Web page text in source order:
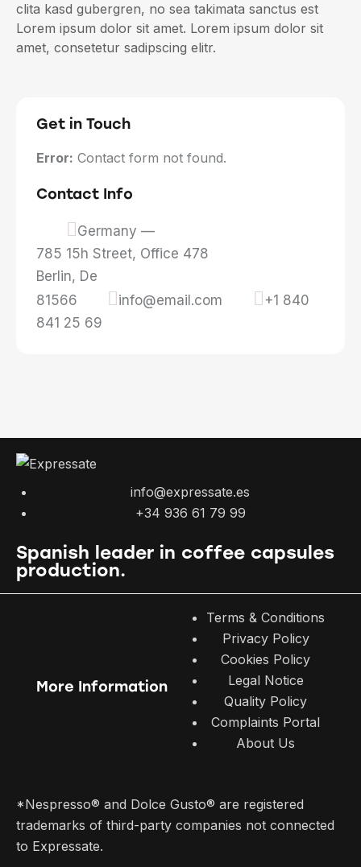
clita kasd gubergren, no sea takimata sanctus est
Lorem ipsum dolor sit amet. Lorem ipsum dolor sit
amet, consetetur sadipscing elitr.
Get in Touch
Error: Contact form not found.
Contact Info
Germany —
785 15h Street, Office 478
Berlin, De
81566
info@email.com
+1 840
841 25 69
info@expressate.es
+34 936 61 79 99
Spanish leader in coffee capsules
production.
More Information
Terms & Conditions
Privacy Policy
Cookies Policy
Legal Notice
Quality Policy
Complaints Portal
About Us
*Nespresso® and Dolce Gusto® are registered
trademarks of third-party companies not connected
to Expressate.